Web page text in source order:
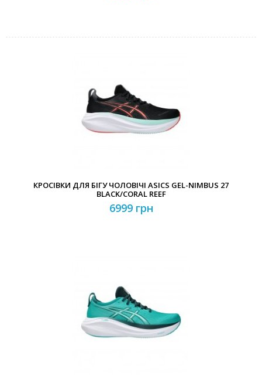
КРОСІВКИ ДЛЯ БІГУ ЧОЛОВІЧІ ASICS GEL-NIMBUS 27
BLACK/CORAL REEF
6999 грн